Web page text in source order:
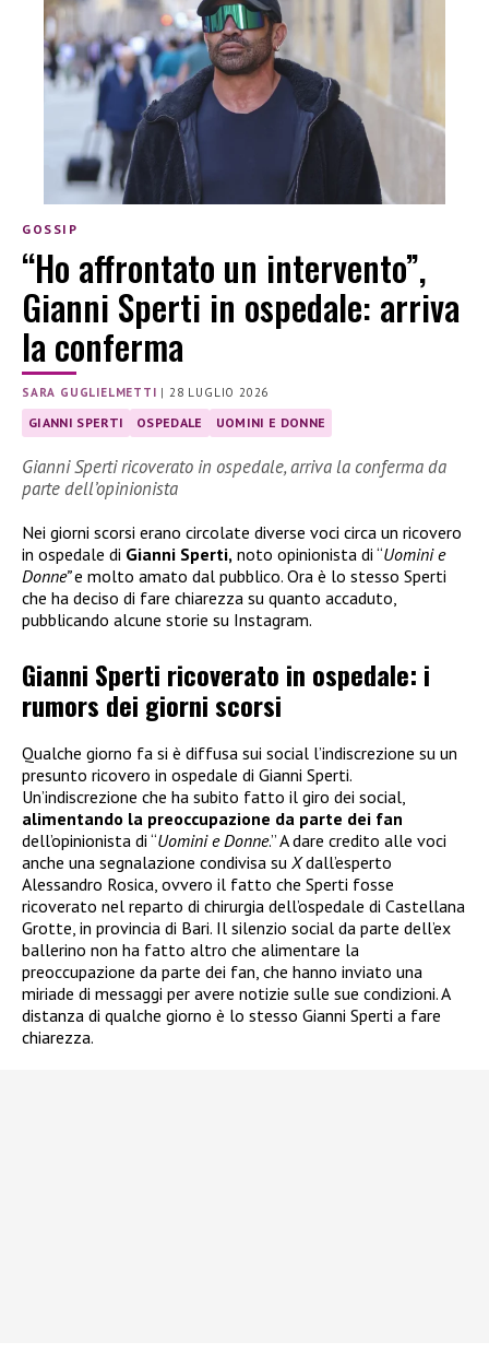
GOSSIP
“Ho affrontato un intervento”,
Gianni Sperti in ospedale: arriva
la conferma
SARA GUGLIELMETTI |28 LUGLIO 2026
GIANNI SPERTI OSPEDALE UOMINI E DONNE
Gianni Sperti ricoverato in ospedale, arriva la conferma da
parte dell’opinionista
Nei giorni scorsi erano circolate diverse voci circa un ricovero
in ospedale di Gianni Sperti, noto opinionista di “Uomini e
Donne”e molto amato dal pubblico. Ora è lo stesso Sperti
che ha deciso di fare chiarezza su quanto accaduto,
pubblicando alcune storie su Instagram.
Gianni Sperti ricoverato in ospedale: i
rumors dei giorni scorsi
Qualche giorno fa si è diffusa sui social l’indiscrezione su un
presunto ricovero in ospedale di Gianni Sperti.
Un’indiscrezione che ha subito fatto il giro dei social,
alimentando la preoccupazione da parte dei fan
dell’opinionista di “Uomini e Donne.” A dare credito alle voci
anche una segnalazione condivisa su Xdall’esperto
Alessandro Rosica, ovvero il fatto che Sperti fosse
ricoverato nel reparto di chirurgia dell’ospedale di Castellana
Grotte, in provincia di Bari. Il silenzio social da parte dell’ex
ballerino non ha fatto altro che alimentare la
preoccupazione da parte dei fan, che hanno inviato una
miriade di messaggi per avere notizie sulle sue condizioni. A
distanza di qualche giorno è lo stesso Gianni Sperti a fare
chiarezza.